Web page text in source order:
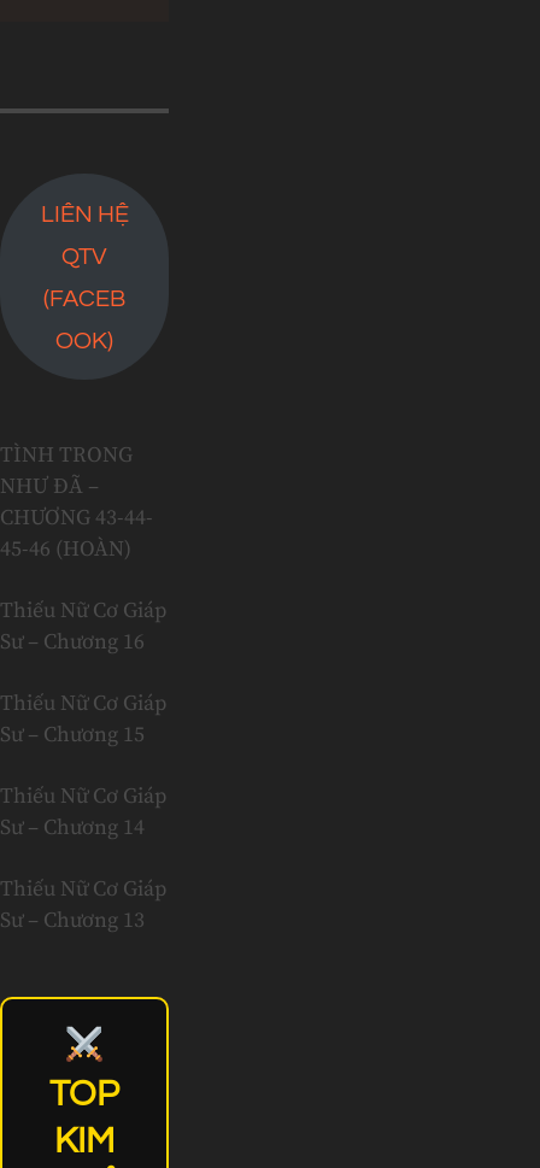
LIÊN HỆ
QTV
(FACEB
OOK)
TÌNH TRONG
NHƯ ĐÃ –
CHƯƠNG 43-44-
45-46 (HOÀN)
Thiếu Nữ Cơ Giáp
Sư – Chương 16
Thiếu Nữ Cơ Giáp
Sư – Chương 15
Thiếu Nữ Cơ Giáp
Sư – Chương 14
Thiếu Nữ Cơ Giáp
Sư – Chương 13
TOP
KIM